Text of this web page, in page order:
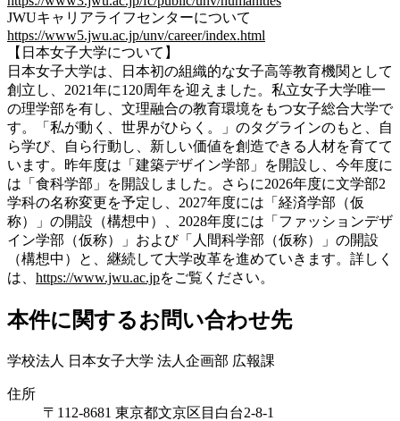
JWUキャリアライフセンターについて
https://www5.jwu.ac.jp/unv/career/index.html
【日本女子大学について】
日本女子大学は、日本初の組織的な女子高等教育機関として
創立し、2021年に120周年を迎えました。私立女子大学唯一
の理学部を有し、文理融合の教育環境をもつ女子総合大学で
す。「私が動く、世界がひらく。」のタグラインのもと、自
ら学び、自ら行動し、新しい価値を創造できる人材を育てて
います。昨年度は「建築デザイン学部」を開設し、今年度に
は「食科学部」を開設しました。さらに2026年度に文学部2
学科の名称変更を予定し、2027年度には「経済学部（仮
称）」の開設（構想中）、2028年度には「ファッションデザ
イン学部（仮称）」および「人間科学部（仮称）」の開設
（構想中）と、継続して大学改革を進めていきます。詳しく
は、 https://www.jwu.ac.jpをご覧ください。
本件に関するお問い合わせ先
学校法人 日本女子大学 法人企画部 広報課
住所
〒112-8681 東京都文京区目白台2-8-1